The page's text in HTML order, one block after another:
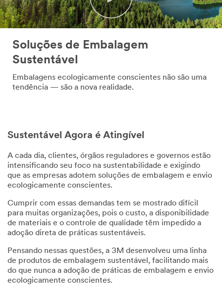
Soluções de Embalagem
Sustentável
Embalagens ecologicamente conscientes não são uma
tendência — são a nova realidade.
Sustentável Agora é Atingível
A cada dia, clientes, órgãos reguladores e governos estão
intensificando seu foco na sustentabilidade e exigindo
que as empresas adotem soluções de embalagem e envio
ecologicamente conscientes.
Cumprir com essas demandas tem se mostrado difícil
para muitas organizações, pois o custo, a disponibilidade
de materiais e o controle de qualidade têm impedido a
adoção direta de práticas sustentáveis.
Pensando nessas questões, a 3M desenvolveu uma linha
de produtos de embalagem sustentável, facilitando mais
do que nunca a adoção de práticas de embalagem e envio
ecologicamente conscientes.